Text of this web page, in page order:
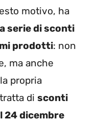
motivo, ha
serie di sconti
prodotti: non
ma anche
propria
di sconti
24 dicembre